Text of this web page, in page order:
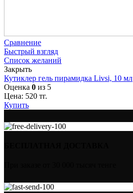
Сравнение
Быстрый взгляд
Список желаний
Закрыть
Кутиклер гель пирамидка Livsi, 10 мл
Оценка 0 из 5
Цена: 520 тг.
Купить